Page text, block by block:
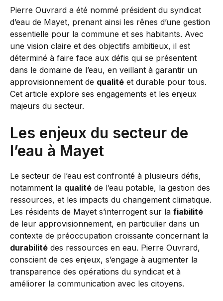
Pierre Ouvrard a été nommé président du syndicat
d’eau de Mayet, prenant ainsi les rênes d’une gestion
essentielle pour la commune et ses habitants. Avec
une vision claire et des objectifs ambitieux, il est
déterminé à faire face aux défis qui se présentent
dans le domaine de l’eau, en veillant à garantir un
approvisionnement de qualité et durable pour tous.
Cet article explore ses engagements et les enjeux
majeurs du secteur.
Les enjeux du secteur de
l’eau à Mayet
Le secteur de l’eau est confronté à plusieurs défis,
notamment la qualité de l’eau potable, la gestion des
ressources, et les impacts du changement climatique.
Les résidents de Mayet s’interrogent sur la fiabilité
de leur approvisionnement, en particulier dans un
contexte de préoccupation croissante concernant la
durabilité des ressources en eau. Pierre Ouvrard,
conscient de ces enjeux, s’engage à augmenter la
transparence des opérations du syndicat et à
améliorer la communication avec les citoyens.